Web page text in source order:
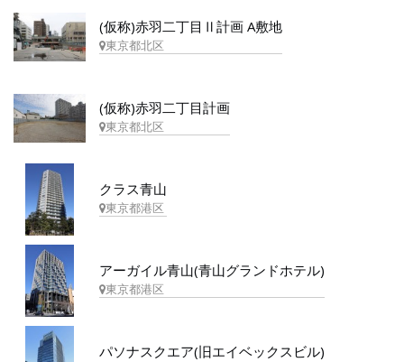
(仮称)赤羽二丁目Ⅱ計画 A敷地
東京都北区
(仮称)赤羽二丁目計画
東京都北区
クラス青山
東京都港区
アーガイル青山(青山グランドホテル)
東京都港区
パソナスクエア(旧エイベックスビル)